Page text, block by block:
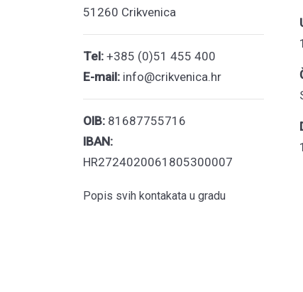
51260 Crikvenica
Tel: +385 (0)51 455 400
E-mail: info@crikvenica.hr
OIB: 81687755716
IBAN:
HR2724020061805300007
Popis svih kontakata u gradu